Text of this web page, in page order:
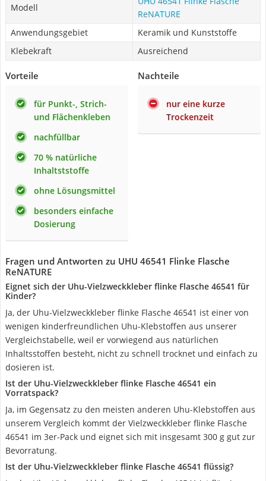
Modell
ReNATURE
Anwendungsgebiet
Keramik und Kunststoffe
Klebekraft
Ausreichend
Vorteile
für Punkt-, Strich-
und Flächenkleben
nachfüllbar
70 % natürliche
Inhaltststoffe
ohne Lösungsmittel
besonders einfache
Dosierung
Nachteile
nur eine kurze
Trockenzeit
Fragen und Antworten zu UHU 46541 Flinke Flasche
ReNATURE
Eignet sich der Uhu-Vielzweckkleber flinke Flasche 46541 für
Kinder?
Ja, der Uhu-Vielzweckkleber flinke Flasche 46541 ist einer von
wenigen kinderfreundlichen Uhu-Klebstoffen aus unserer
Vergleichstabelle, weil er vorwiegend aus natürlichen
Inhaltsstoffen besteht, nicht zu schnell trocknet und einfach zu
dosieren ist.
Ist der Uhu-Vielzweckkleber flinke Flasche 46541 ein
Vorratspack?
Ja, im Gegensatz zu den meisten anderen Uhu-Klebstoffen aus
unserem Vergleich kommt der Vielzweckkleber flinke Flasche
46541 im 3er-Pack und eignet sich mit insgesamt 300 g gut zur
Bevorratung.
Ist der Uhu-Vielzweckkleber flinke Flasche 46541 flüssig?